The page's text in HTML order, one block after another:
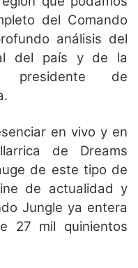
del Comando
análisis del
del país y de la
presidente de
en vivo y en
de Dreams
de este tipo de
de actualidad y
Jungle ya entera
27 mil quinientos